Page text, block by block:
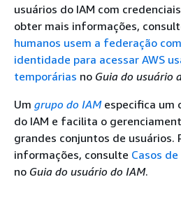
usuários do IAM com
obter mais informações,
humanos usem a federação
identidade para acessar AWS
temporárias no Guia do usuário
Um grupo do IAMespecifica um
do IAM e facilita o
grandes conjuntos de usuários.
informações, consulte Casos
no Guia do usuário do IAM.